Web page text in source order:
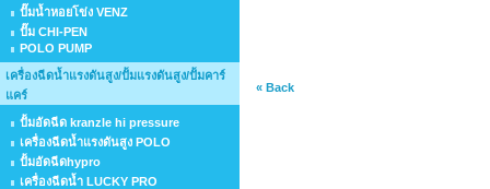
ปั๊มน้ำหอยโข่ง VENZ
ปั๊ม CHI-PEN
POLO PUMP
เครื่องฉีดน้ำแรงดันสูง/ปั้มแรงดันสูง/ปั้มคาร์
แคร์
ปั้มอัดฉีด kranzle hi pressure
เครื่องฉีดน้ำแรงดันสูง POLO
ปั้มอัดฉีดhypro
เครื่องฉีดน้ำ LUCKY PRO
« Back